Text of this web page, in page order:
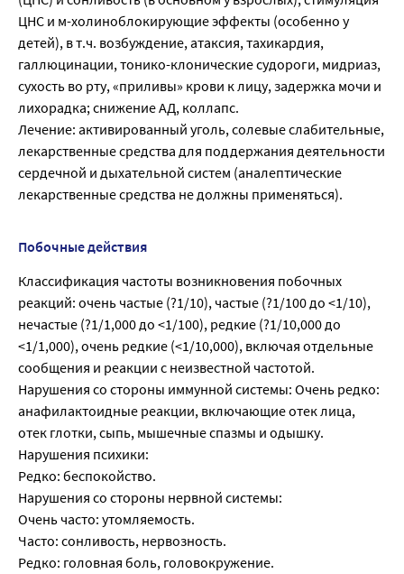
ЦНС и м-холиноблокирующие эффекты (особенно у
детей), в т.ч. возбуждение, атаксия, тахикардия,
галлюцинации, тонико-клонические судороги, мидриаз,
сухость во рту, «приливы» крови к лицу, задержка мочи и
лихорадка; снижение АД, коллапс.
Лечение: активированный уголь, солевые слабительные,
лекарственные средства для поддержания деятельности
сердечной и дыхательной систем (аналептические
лекарственные средства не должны применяться).
Побочные действия
Классификация частоты возникновения побочных
реакций: очень частые (?1/10), частые (?1/100 до <1/10),
нечастые (?1/1,000 до <1/100), редкие (?1/10,000 до
<1/1,000), очень редкие (<1/10,000), включая отдельные
сообщения и реакции с неизвестной частотой.
Нарушения со стороны иммунной системы: Очень редко:
анафилактоидные реакции, включающие отек лица,
отек глотки, сыпь, мышечные спазмы и одышку.
Нарушения психики:
Редко: беспокойство.
Нарушения со стороны нервной системы:
Очень часто: утомляемость.
Часто: сонливость, нервозность.
Редко: головная боль, головокружение.